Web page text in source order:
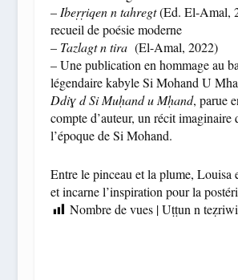
– Ibeṛṛiqen n tahregt(Ed. El-Amal,
recueil de poésie moderne
– Tazlagt n tira (El-Amal, 2022)
– Une publication en hommage au
légendaire kabyle Si Mohand U
Ddiɣ d Si Muḥand u Mḥand, parue
compte d’auteur, un récit imaginaire
l’époque de Si Mohand.
Entre le pinceau et la plume, Louisa
et incarne l’inspiration pour la
Nombre de vues | Uṭṭun n